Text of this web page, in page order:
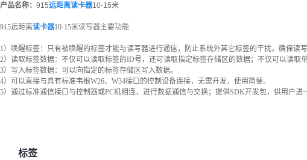
产品名称： 915远距离读卡器10-15米
915远距离读卡器10-15米读写器主要功能
1）唤醒标签：只有被唤醒的标签才能与读写器进行通信，防止系统外其它标签的干扰，确保读
2）读取标签数据：不仅可以读取标签的ID号，还可读取指定标签存储区的数据；不仅可以读取
3）写入标签数据：可以向指定的标签存储区写入数据。
4）可以直接与具有标准韦根W26、W34接口的控制设备连接，无需开发，使用简便。
5）通过标准通信接口与控制器或PC机相连，进行数据通信与交换；提供SDK开发包，供用户进
标签